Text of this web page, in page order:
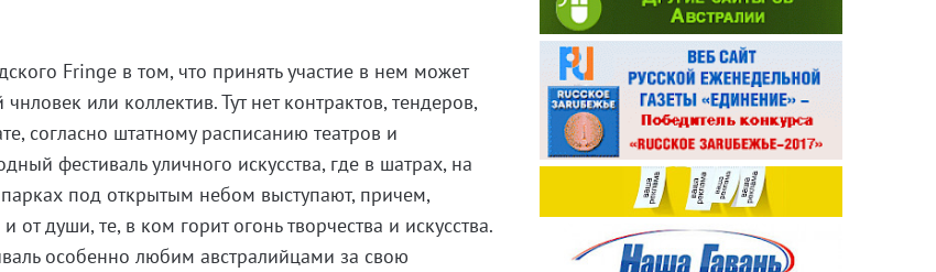
Fringe в том, что принять участие в нем может
или коллектив. Тут нет контрактов, тендеров,
согласно штатному расписанию театров и
фестиваль уличного искусства, где в шатрах, на
под открытым небом выступают, причем,
от души, те, в ком горит огонь творчества и искусства.
особенно любим австралийцами за свою